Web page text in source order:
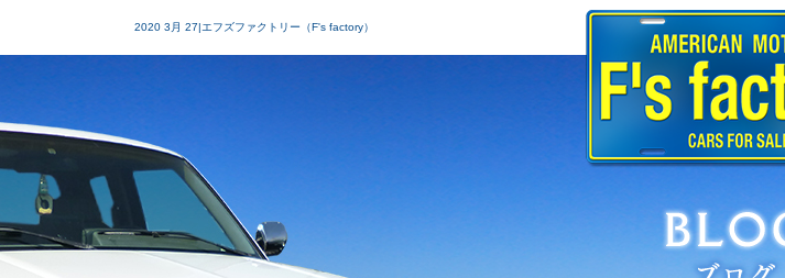
2020 3月 27|エフズファクトリー（F's factory）